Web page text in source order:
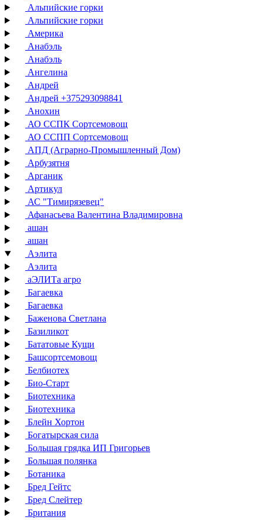
Альпийские горки
Альпийские горки
Америка
Анабэль
Анабэль
Ангелина
Андрей
Андрей +375293098841
Анохин
АО ССПК Сортсемовощ
АО ССПП Сортсемовощ
АПД (Аграрно-Промышленный Дом)
Арбузятня
Арганик
Артикул
АС "Тимирязевец"
Афанасьева Валентина Владимировна
ашан
ашан
Аэлита
Аэлита
аЭЛИТа агро
Багаевка
Багаевка
Баженова Светлана
Базиликот
Бататовые Кущи
Башсортсемовощ
Белбиотех
Био-Старт
Биотехника
Биотехника
Блейн Хортон
Богатырская сила
Большая грядка ИП Григорьев
Большая полянка
Ботаника
Бред Гейтс
Бред Слейтер
Британия